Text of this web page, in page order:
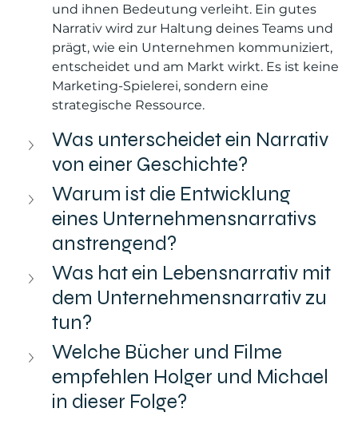
und ihnen Bedeutung verleiht. Ein gutes
Narrativ wird zur Haltung deines Teams und
prägt, wie ein Unternehmen kommuniziert,
entscheidet und am Markt wirkt. Es ist keine
Marketing-Spielerei, sondern eine
strategische Ressource.
Was unterscheidet ein Narrativ
von einer Geschichte?
Warum ist die Entwicklung
eines Unternehmensnarrativs
anstrengend?
Was hat ein Lebensnarrativ mit
dem Unternehmensnarrativ zu
tun?
Welche Bücher und Filme
empfehlen Holger und Michael
in dieser Folge?